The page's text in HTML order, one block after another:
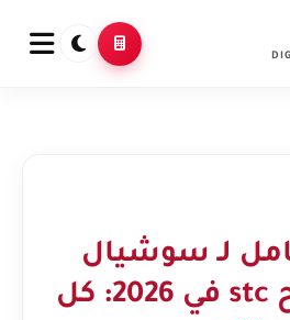
لـ سوشيال
ميديا مفتوح stc في 2026: كل